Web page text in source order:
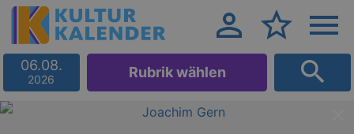
06.08.
2026 Rubrik wählen